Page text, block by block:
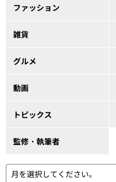
ファッション
雑貨
グルメ
動画
トピックス
監修・執筆者